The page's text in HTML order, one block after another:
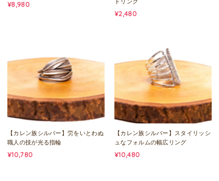
¥8,980
¥2,480
【カレン族シルバー】労をいとわぬ
職人の技が光る指輪
¥10,780
【カレン族シルバー】スタイリッシ
ュなフォルムの幅広リング
¥10,480